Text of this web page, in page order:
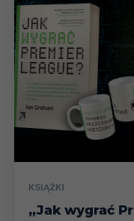
KSIĄŻKI
„Jak wygrać